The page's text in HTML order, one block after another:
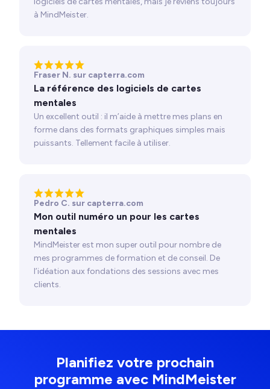
à MindMeister.
Fraser N. sur capterra.com
La référence des logiciels de cartes
mentales
Un excellent outil : il m’aide à mettre mes plans en
forme dans des formats graphiques simples mais
puissants. Tellement facile à utiliser.
Pedro C. sur capterra.com
Mon outil numéro un pour les cartes
mentales
MindMeister est mon super outil pour nombre de
mes programmes de formation et de conseil. De
l’idéation aux fondations des sessions avec mes
clients.
Planifiez votre prochain
programme avec MindMeister